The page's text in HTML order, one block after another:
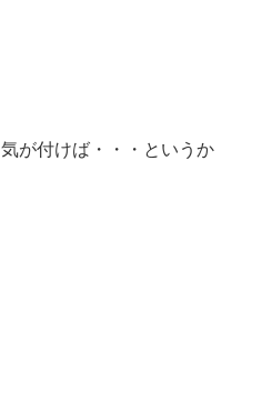
気が付けば・・・というか